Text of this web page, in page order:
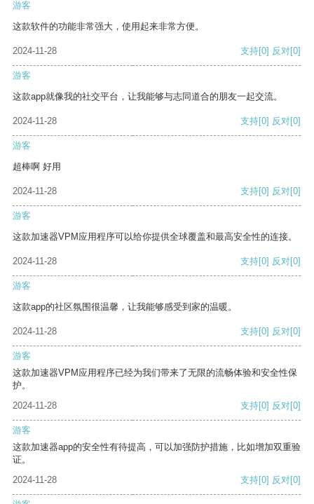
游客
这款软件的功能非常强大，使用起来非常方便。
2024-11-28 支持[0] 反对[0]
游客
这款app就像我的社交平台，让我能够与志同道合的朋友一起交流。
2024-11-28 支持[0] 反对[0]
游客
超棒啊 好用
2024-11-28 支持[0] 反对[0]
游客
这款加速器VPM应用程序可以给你提供全球覆盖和最高安全性的连接。
2024-11-28 支持[0] 反对[0]
游客
这款app的社区氛围很温馨，让我能够感受到家的温暖。
2024-11-28 支持[0] 反对[0]
游客
这款加速器VPM应用程序已经为我们带来了无限的流畅体验和安全性保
护。
2024-11-28
支持[0] 反对[0]
游客
这款加速器app的安全性有待提高，可以加强防护措施，比如增加双重验
证。
2024-11-28
支持[0] 反对[0]